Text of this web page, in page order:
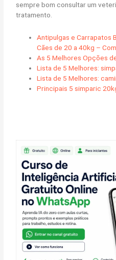
sempre bom consultar um
tratamento.
Antipulgas e Carrapatos
Cães de 20 a 40kg –
As 5 Melhores Opções
Lista de 5 Melhores:
Lista de 5 Melhores:
Principais 5 simparic